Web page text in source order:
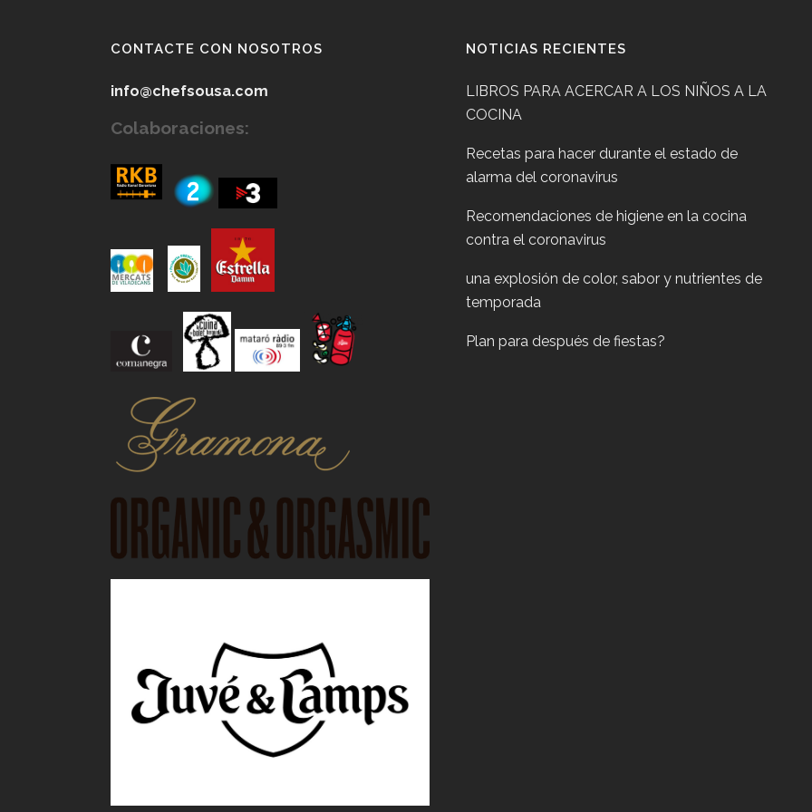
CONTACTE CON NOSOTROS
info@chefsousa.com
Colaboraciones:
NOTICIAS RECIENTES
LIBROS PARA ACERCAR A LOS NIÑOS A LA
COCINA
Recetas para hacer durante el estado de
alarma del coronavirus
Recomendaciones de higiene en la cocina
contra el coronavirus
una explosión de color, sabor y nutrientes de
temporada
Plan para después de fiestas?